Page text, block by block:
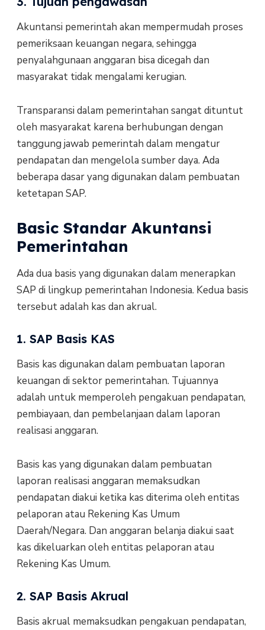
Akuntansi pemerintah akan mempermudah proses
pemeriksaan keuangan negara, sehingga
penyalahgunaan anggaran bisa dicegah dan
masyarakat tidak mengalami kerugian.
Transparansi dalam pemerintahan sangat dituntut
oleh masyarakat karena berhubungan dengan
tanggung jawab pemerintah dalam mengatur
pendapatan dan mengelola sumber daya. Ada
beberapa dasar yang digunakan dalam pembuatan
ketetapan SAP.
Basic Standar Akuntansi
Pemerintahan
Ada dua basis yang digunakan dalam menerapkan
SAP di lingkup pemerintahan Indonesia. Kedua basis
tersebut adalah kas dan akrual.
1. SAP Basis KAS
Basis kas digunakan dalam pembuatan laporan
keuangan di sektor pemerintahan. Tujuannya
adalah untuk memperoleh pengakuan pendapatan,
pembiayaan, dan pembelanjaan dalam laporan
realisasi anggaran.
Basis kas yang digunakan dalam pembuatan
laporan realisasi anggaran memaksudkan
pendapatan diakui ketika kas diterima oleh entitas
pelaporan atau Rekening Kas Umum
Daerah/Negara. Dan anggaran belanja diakui saat
kas dikeluarkan oleh entitas pelaporan atau
Rekening Kas Umum.
2. SAP Basis Akrual
Basis akrual memaksudkan pengakuan pendapatan,